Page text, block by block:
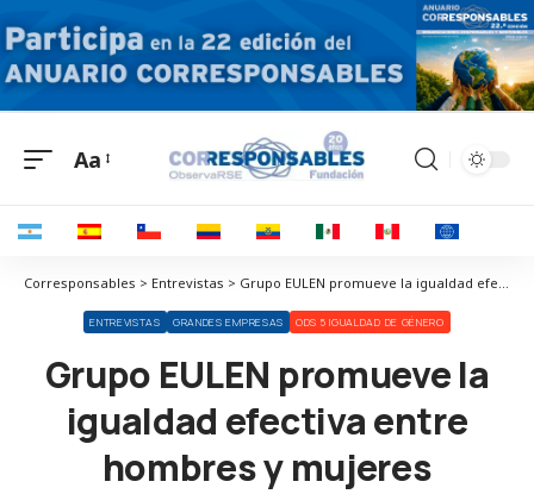
Aa
Corresponsables > Entrevistas > Grupo EULEN promueve la igualdad efectiva entre hombres y mujeres
ENTREVISTAS GRANDES EMPRESAS ODS 5 IGUALDAD DE GÉNERO
Grupo EULEN promueve la
igualdad efectiva entre
hombres y mujeres